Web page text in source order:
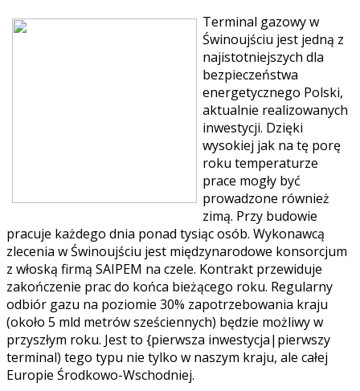
Terminal gazowy w
Świnoujściu jest jedną z
najistotniejszych dla
bezpieczeństwa
energetycznego Polski,
aktualnie realizowanych
inwestycji. Dzięki
wysokiej jak na tę porę
roku temperaturze
prace mogły być
prowadzone również
zimą. Przy budowie
pracuje każdego dnia ponad tysiąc osób. Wykonawcą
zlecenia w Świnoujściu jest międzynarodowe konsorcjum
z włoską firmą SAIPEM na czele. Kontrakt przewiduje
zakończenie prac do końca bieżącego roku. Regularny
odbiór gazu na poziomie 30% zapotrzebowania kraju
(około 5 mld metrów sześciennych) będzie możliwy w
przyszłym roku. Jest to {pierwsza inwestycja|pierwszy
terminal) tego typu nie tylko w naszym kraju, ale całej
Europie Środkowo-Wschodniej.